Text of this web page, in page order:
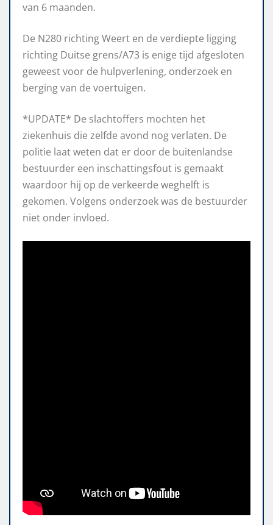
van 6 maanden.
De N280 richting Weert en de verdiepte ligging
richting Duitse grens/A73 is enige tijd afgesloten
geweest voor de hulpverlening, onderzoek en
berging van de voertuigen.
*UPDATE* De slachtoffers mochten het
ziekenhuis die zelfde avond nog verlaten. De
politie laat weten dat er door de buitenlandse
bestuurder een inschattingsfout is gemaakt
waardoor hij op de verkeerde weghelft is
gekomen. Volgens onderzoek was de bestuurder
niet onder invloed.